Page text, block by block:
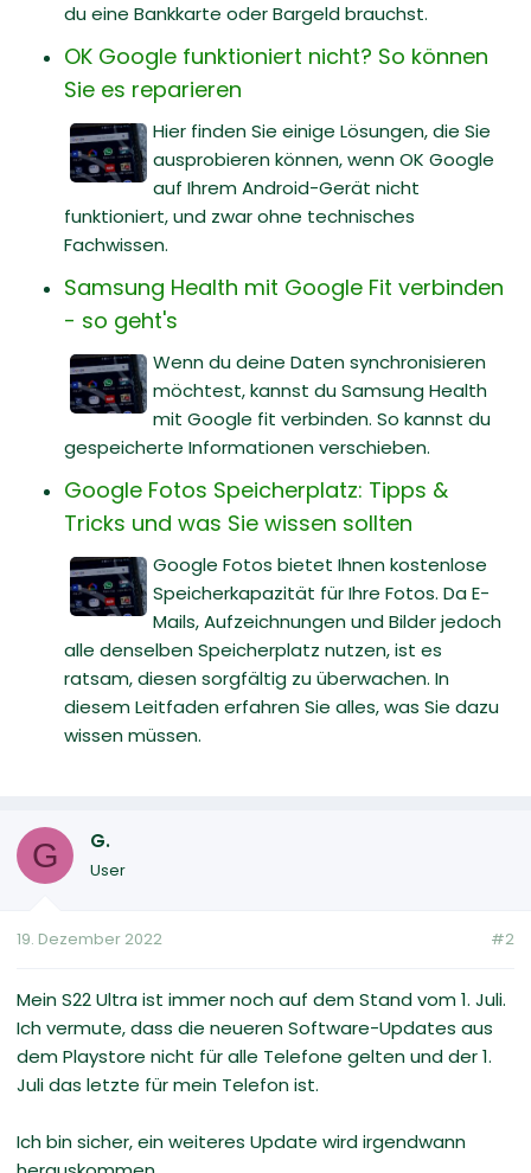
du eine Bankkarte oder Bargeld brauchst.
OK Google funktioniert nicht? So können
Sie es reparieren
Hier finden Sie einige Lösungen, die Sie
ausprobieren können, wenn OK Google
auf Ihrem Android-Gerät nicht
funktioniert, und zwar ohne technisches
Fachwissen.
Samsung Health mit Google Fit verbinden
- so geht's
Wenn du deine Daten synchronisieren
möchtest, kannst du Samsung Health
mit Google fit verbinden. So kannst du
gespeicherte Informationen verschieben.
Google Fotos Speicherplatz: Tipps &
Tricks und was Sie wissen sollten
Google Fotos bietet Ihnen kostenlose
Speicherkapazität für Ihre Fotos. Da E-
Mails, Aufzeichnungen und Bilder jedoch
alle denselben Speicherplatz nutzen, ist es
ratsam, diesen sorgfältig zu überwachen. In
diesem Leitfaden erfahren Sie alles, was Sie dazu
wissen müssen.
G G.
User
19. Dezember 2022 #2
Mein S22 Ultra ist immer noch auf dem Stand vom 1. Juli.
Ich vermute, dass die neueren Software-Updates aus
dem Playstore nicht für alle Telefone gelten und der 1.
Juli das letzte für mein Telefon ist.
Ich bin sicher, ein weiteres Update wird irgendwann